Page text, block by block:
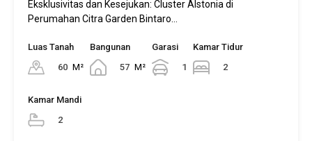
Eksklusivitas dan Kesejukan: Cluster Alstonia di
Perumahan Citra Garden Bintaro…
Luas Tanah
60 M²
Bangunan
57 M²
Garasi
1
Kamar Tidur
2
Kamar Mandi
2